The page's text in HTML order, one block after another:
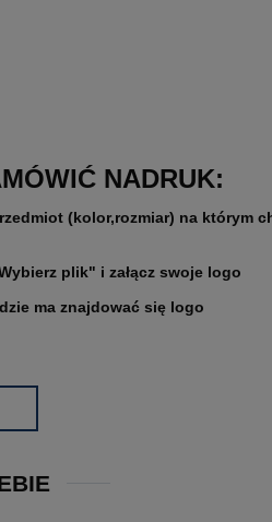
NADRUK:
(kolor,rozmiar) na którym
plik" i załącz swoje logo
ma znajdować się logo